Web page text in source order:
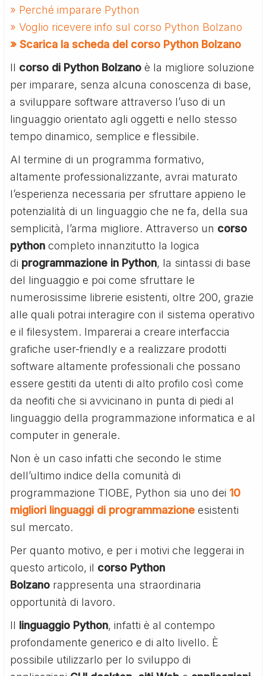
» Perché imparare Python
» Voglio ricevere info sul corso Python Bolzano
» Scarica la scheda del corso Python Bolzano
Il corso di Python Bolzano è la migliore soluzione
per imparare, senza alcuna conoscenza di base,
a sviluppare software attraverso l’uso di un
linguaggio orientato agli oggetti e nello stesso
tempo dinamico, semplice e flessibile.
Al termine di un programma formativo,
altamente professionalizzante, avrai maturato
l’esperienza necessaria per sfruttare appieno le
potenzialità di un linguaggio che ne fa, della sua
semplicità, l’arma migliore. Attraverso un corso
python completo innanzitutto la logica
di programmazione in Python, la sintassi di base
del linguaggio e poi come sfruttare le
numerosissime librerie esistenti, oltre 200, grazie
alle quali potrai interagire con il sistema operativo
e il filesystem. Imparerai a creare interfaccia
grafiche user-friendly e a realizzare prodotti
software altamente professionali che possano
essere gestiti da utenti di alto profilo così come
da neofiti che si avvicinano in punta di piedi al
linguaggio della programmazione informatica e al
computer in generale.
Non è un caso infatti che secondo le stime
dell’ultimo indice della comunità di
programmazione TIOBE, Python sia uno dei 10
migliori linguaggi di programmazione esistenti
sul mercato.
Per quanto motivo, e per i motivi che leggerai in
questo articolo, il corso Python
Bolzano rappresenta una straordinaria
opportunità di lavoro.
Il linguaggio Python, infatti è al contempo
profondamente generico e di alto livello. È
possibile utilizzarlo per lo sviluppo di